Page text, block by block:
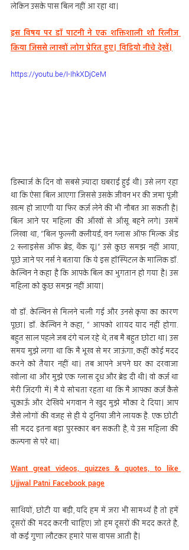
लेकिन उसके पास बिल नहीं आ रहा था।
इस विषय पर डॉ पाटनी ने एक शक्तिशाली शो रिलीज
किया जिससे लाखों लोग प्रेरित हुए। विडियो नीचे देखें।
https://youtu.be/I-IhkXDjCeM
डिस्चार्ज के दिन वो सबसे ज़्यादा घबराई हुई थी। उसे लग रहा
था कि ऐसा बिल आएगा जिससे उसके जीवन भर की जमा पूंजी
ख़त्म हो जाएगी या फिर कर्ज़ लेने की भी नौबत आ सकती है।
बिल आने पर महिला की आँखों से आँसू बहने लगे। उसमें
लिखा था, “बिल फुल्ली क्लीयर्ड, वन ग्लास ऑफ मिल्क अँड
2 स्लाइसेस ऑफ ब्रेड, थैंक यू।“ उसे कुछ समझ नहीं आया,
पूछे जाने पर नर्स ने बताया कि ये इस हॉस्पिटल के मालिक डॉ.
केल्विन ने कहा है कि आपके बिल का भुगतान हो गया है। उस
महिला को कुछ समझ नहीं आया।
वो डॉ. केल्विन से मिलने चली गई और उनसे कृपा का कारण
पूछा। डॉ. केल्विन ने कहा, “ आपको शायद याद नहीं होगा.
बहुत साल पहले जब दंगे चल रहे थे, तब मै बहुत छोटा था। उस
समय मुझे लगा था कि मै भूख से मर जाऊंगा, कहीं कोई मदद
करने को तैयार नहीं था। तब आपने अपने घर का दरवाजा
खोला था और मुझे एक ग्लास दूध और ब्रेड दी थी। वो कर्ज़ था
मेरी ज़िंदगी में। मै ये सोचता रहता था कि मै आपका कर्ज़ कैसे
चुकाऊँ और देखिये भगवान ने खुद मुझे मौका दे दिया। आप
जैसे लोगों की वजह से ही ये दुनिया जीने लायक है. एक छोटी
सी मदद इतना बड़ा पुरस्कार बन सकती है, ये उस महिला की
कल्पना से परे था।
Want great videos, quizzes & quotes, to like
Ujjwal Patni Facebook page
साथियों, छोटी या बड़ी, यदि हम में जरा भी सामर्थ्य है तो हमें
दूसरों की मदद करनी चाहिए। जो हम दूसरों की मदद करते है,
वो कई गुणा लौटकर हमारे पास वापस आती है।